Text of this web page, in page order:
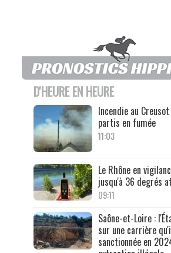
D'HEURE EN HEURE
Incendie au
partis en fumée
11:03
Le Rhône en
jusqu'à 36 degrés
09:11
Saône-et-Loire :
sur une carrière
sanctionnée en